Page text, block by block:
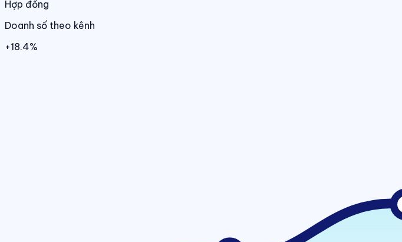
Hợp đồng
Doanh số theo kênh
+18.4%